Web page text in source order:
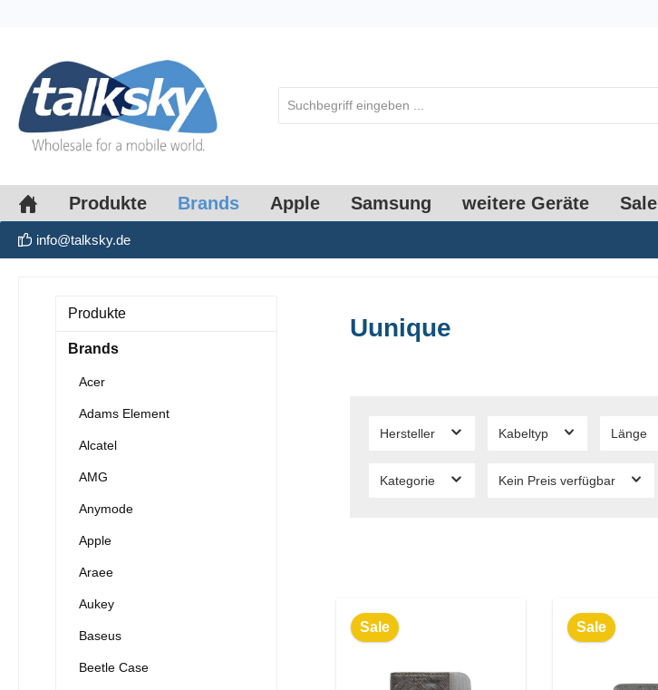
Produkte Brands Apple Samsung weitere Geräte Sale
info@talksky.de
Produkte
Brands
Acer
Adams Element
Alcatel
AMG
Anymode
Apple
Araee
Aukey
Baseus
Beetle Case
Uunique
Hersteller Kabeltyp Länge
Kategorie Kein Preis verfügbar
Sale Sale